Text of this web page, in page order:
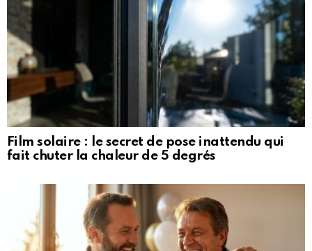
Film solaire : le secret de pose inattendu qui
fait chuter la chaleur de 5 degrés